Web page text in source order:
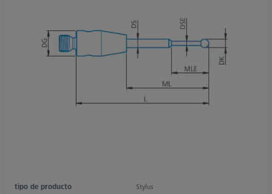
tipo de producto
Stylus